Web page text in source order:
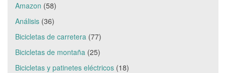
Amazon (58)
Análisis (36)
Bicicletas de carretera (77)
Bicicletas de montaña (25)
Bicicletas y patinetes eléctricos (18)